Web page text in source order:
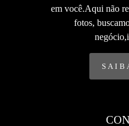
em você.Aqui não
fotos,